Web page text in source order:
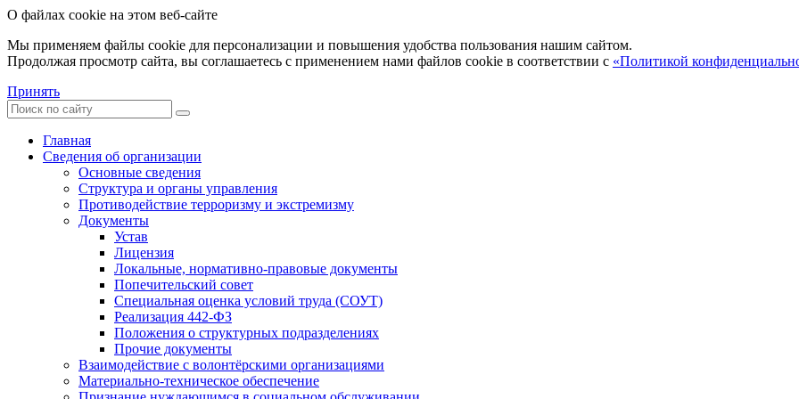
О файлах cookie на этом веб-сайте
Мы применяем файлы cookie для персонализации и повышения удобства пользования нашим сайтом.
Продолжая просмотр сайта, вы соглашаетесь с применением нами файлов cookie в соответствии с «Политикой
Принять
Главная
Сведения об организации
Основные сведения
Структура и органы управления
Противодействие терроризму и экстремизму
Документы
Устав
Лицензия
Локальные, нормативно-правовые документы
Попечительский совет
Специальная оценка условий труда (СОУТ)
Реализация 442-ФЗ
Положения о структурных подразделениях
Прочие документы
Взаимодействие с волонтёрскими организациями
Материально-техническое обеспечение